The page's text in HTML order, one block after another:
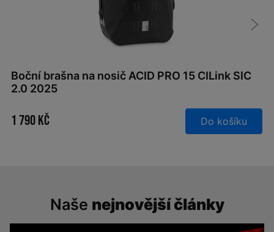
Boční brašna na nosič ACID PRO 15 CILink SIC
2.0 2025
1 790 Kč Do košíku
Naše nejnovější články